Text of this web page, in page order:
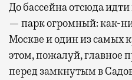
До бассейна отсюда
— парк огромный: как-
Москве и один из самых
этом, пожалуй, главное
перед замкнутым в